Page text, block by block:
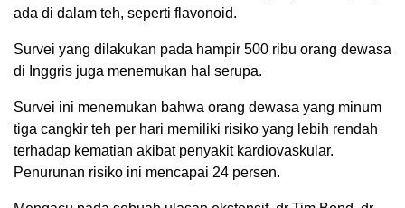
ada di dalam teh, seperti flavonoid.
Survei yang dilakukan pada hampir 500 ribu orang dewasa
di Inggris juga menemukan hal serupa.
Survei ini menemukan bahwa orang dewasa yang minum
tiga cangkir teh per hari memiliki risiko yang lebih rendah
terhadap kematian akibat penyakit kardiovaskular.
Penurunan risiko ini mencapai 24 persen.